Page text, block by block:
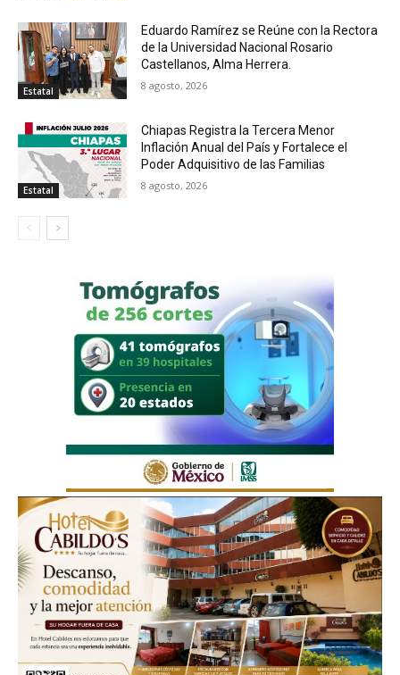
Estatal
Eduardo Ramírez se Reúne con la Rectora
de la Universidad Nacional Rosario
Castellanos, Alma Herrera.
8 agosto, 2026
Estatal
Chiapas Registra la Tercera Menor
Inflación Anual del País y Fortalece el
Poder Adquisitivo de las Familias
8 agosto, 2026